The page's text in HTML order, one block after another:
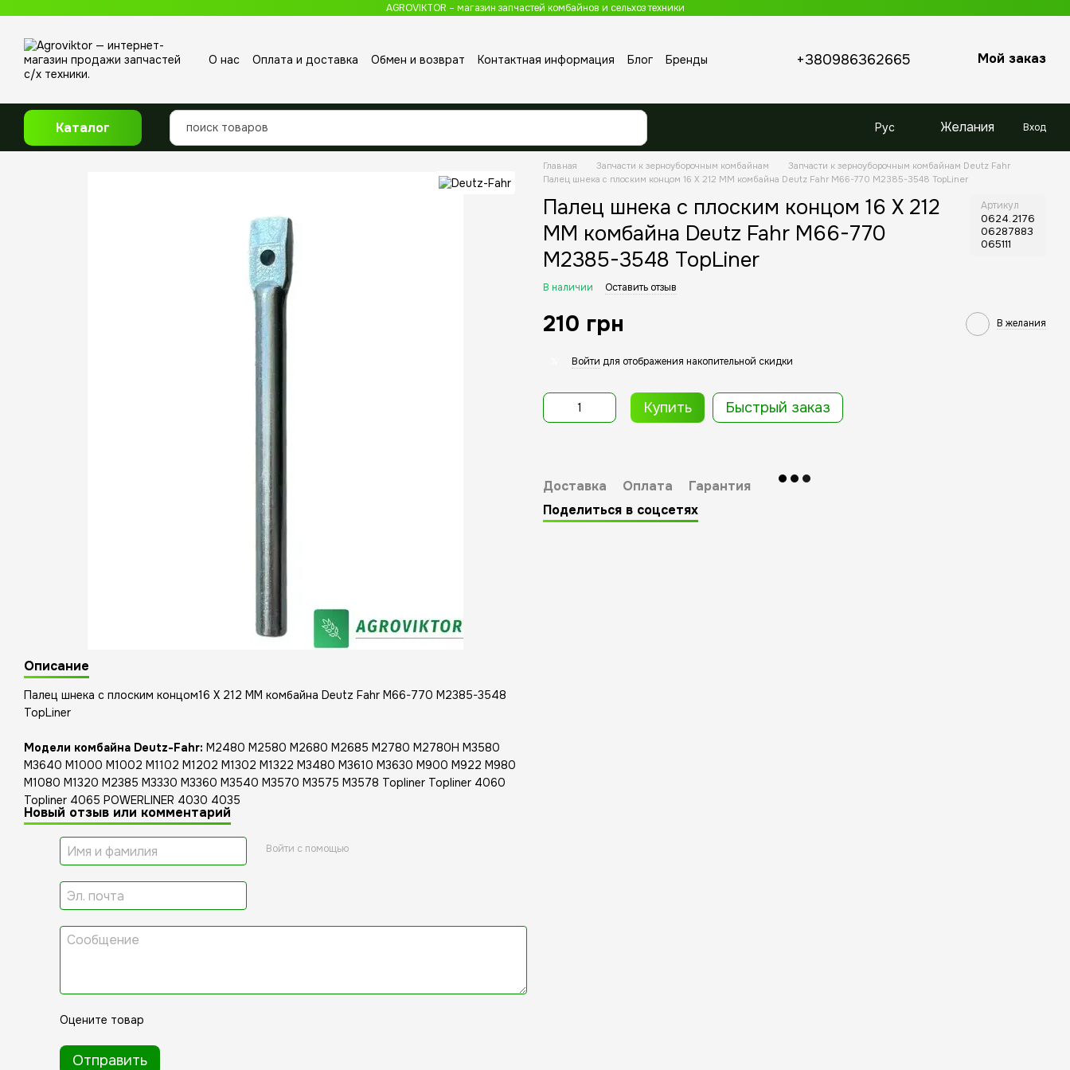
AGROVIKTOR – магазин запчастей комбайнов и сельхоз техники
О нас Оплата и доставка Обмен и возврат Контактная информация Блог
Бренды
+380986362665 Мой заказ
Каталог Рус Желания Вход
Описание
Палец шнека с плоским концом16 X 212 MM комбайна Deutz Fahr M66-770 M2385-3548
TopLiner
Модели комбайна Deutz-Fahr: M2480 M2580 M2680 M2685 M2780 M2780H M3580
M3640 M1000 M1002 M1102 M1202 M1302 M1322 M3480 M3610 M3630 M900 M922 M980
M1080 M1320 M2385 M3330 M3360 M3540 M3570 M3575 M3578 Topliner Topliner 4060
Topliner 4065 POWERLINER 4030 4035
Новый отзыв или комментарий
Войти с помощью
Оцените товар
Отправить
Главная Запчасти к зерноуборочным комбайнам
Запчасти к зерноуборочным комбайнам Deutz Fahr
Палец шнека с плоским концом 16 X 212 MM комбайна Deutz Fahr M66-770 M2385-3548 TopLiner
Палец шнека с плоским концом 16 X 212
MM комбайна Deutz Fahr M66-770
M2385-3548 TopLiner
Артикул
0624.2176
06287883
065111
В наличии Оставить отзыв
210 грн В желания
Войти для отображения накопительной скидки
Купить Быстрый заказ
Доставка Оплата
Гарантия
Поделиться в соцсетях